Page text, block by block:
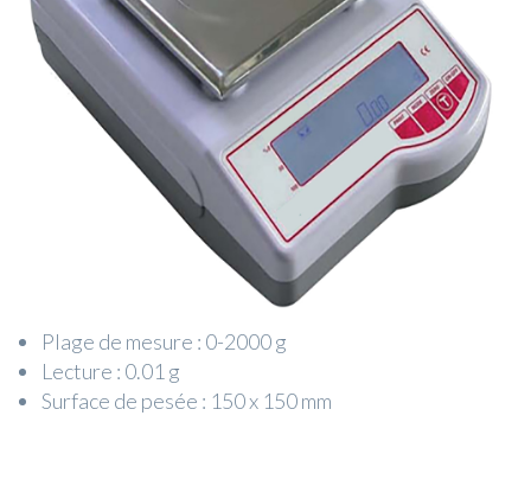
Plage de mesure : 0-2000 g
Lecture : 0.01 g
Surface de pesée : 150 x 150 mm